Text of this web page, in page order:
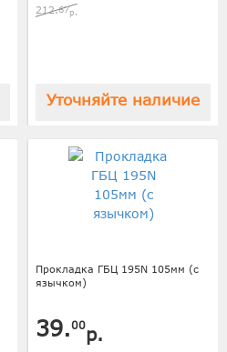
212.67р.
Уточняйте наличие
Прокладка ГБЦ 195N 105мм (с
язычком)
39.00р.